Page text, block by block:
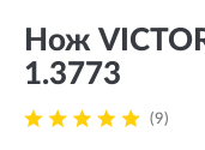
Нож
1.3773
(9)